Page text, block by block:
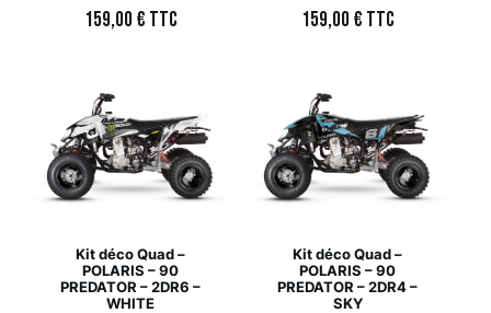
159,00€ TTC 159,00€ TTC
Kit déco Quad –
POLARIS – 90
PREDATOR – 2DR6 –
WHITE
Kit déco Quad –
POLARIS – 90
PREDATOR – 2DR4 –
SKY